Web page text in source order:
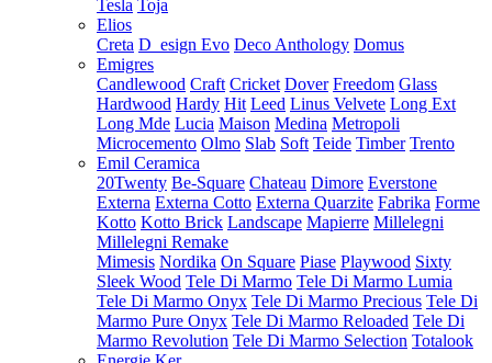
Tesla Toja
Elios
Creta D_esign Evo Deco Anthology Domus
Emigres
Candlewood Craft Cricket Dover Freedom Glass
Hardwood Hardy Hit Leed Linus Velvete Long Ext
Long Mde Lucia Maison Medina Metropoli
Microcemento Olmo Slab Soft Teide Timber Trento
Emil Ceramica
20Twenty Be-Square Chateau Dimore Everstone
Externa Externa Cotto Externa Quarzite Fabrika Forme
Kotto Kotto Brick Landscape Mapierre Millelegni
Millelegni Remake
Mimesis Nordika On Square Piase Playwood Sixty
Sleek Wood Tele Di Marmo Tele Di Marmo Lumia
Tele Di Marmo Onyx Tele Di Marmo Precious Tele Di
Marmo Pure Onyx Tele Di Marmo Reloaded Tele Di
Marmo Revolution Tele Di Marmo Selection Totalook